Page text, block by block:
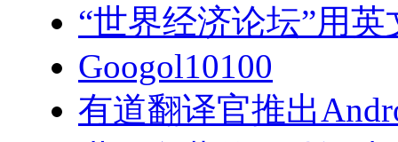
“世界经济论坛”用
Googol10100
有道翻译官推出